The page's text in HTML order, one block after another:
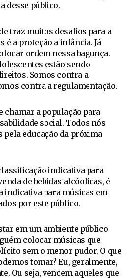
desse público.
traz muitos desafios para a
é a proteção a infância. Já
ordem nessa bagunça.
estão sendo
Somos contra a
contra a regulamentação.
chamar a população para
social. Todos nós
pela educação da próxima
indicativa para
de bebidas alcóolicas, é
indicativa para músicas em
por este público.
em um ambiente público
colocar músicas que
sem o menor pudor. O que
tomar? Eu, geralmente,
Ou seja, vencem aqueles que